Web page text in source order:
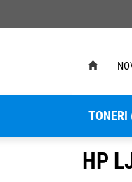
TONERI
HP